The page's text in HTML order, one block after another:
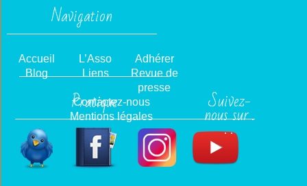
Navigation
Accueil L’Asso
Adhérer
Blog
Liens
Revue de
presse
Pratique
Contactez-nous
Mentions légales
Suivez-
nous sur .
. .